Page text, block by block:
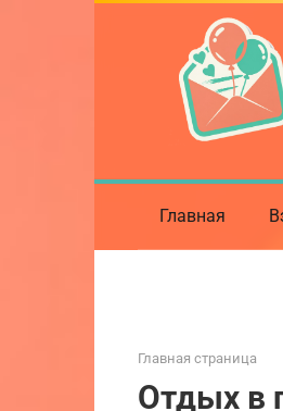
Главная
Главная страница
Отдых в